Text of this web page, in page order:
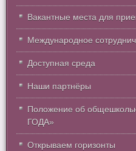
Вакантные места для
Международное
Доступная среда
Наши партнёры
Положение об
ГОДА»
Открываем горизонты